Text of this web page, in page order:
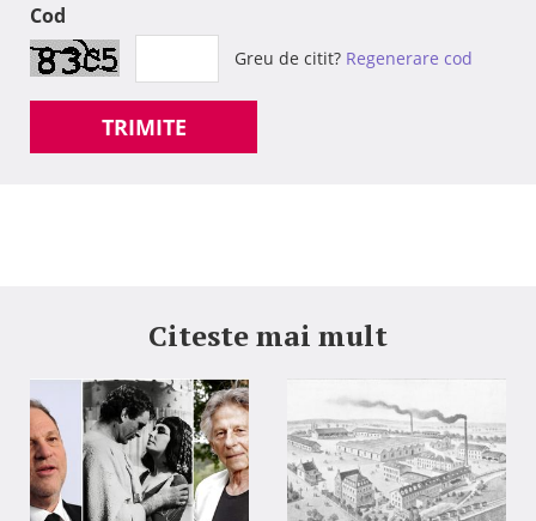
Cod
Greu de citit? Regenerare cod
TRIMITE
Citeste mai mult